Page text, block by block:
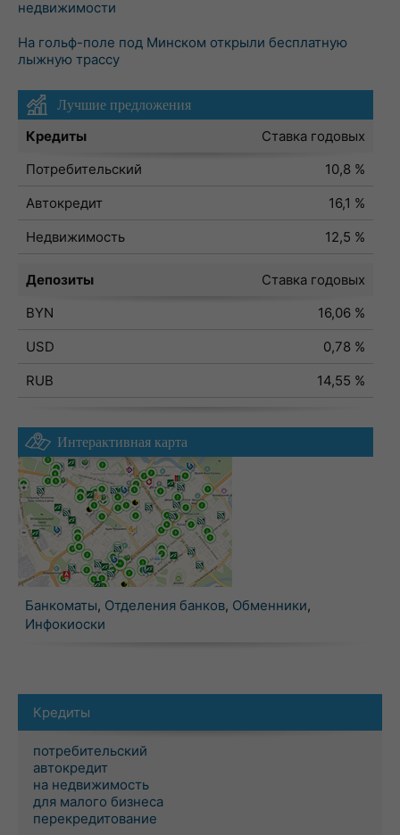
недвижимости
На гольф-поле под Минском открыли бесплатную
лыжную трассу
Лучшие предложения
Кредиты
Ставка годовых
Потребительский
10,8 %
Автокредит
16,1 %
Недвижимость
12,5 %
Депозиты
Ставка годовых
BYN
16,06 %
USD
0,78 %
RUB
14,55 %
Интерактивная карта
Банкоматы, Отделения банков, Обменники,
Инфокиоски
Кредиты
потребительский
автокредит
на недвижимость
для малого бизнеса
перекредитование